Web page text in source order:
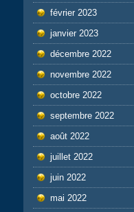
février 2023
janvier 2023
décembre 2022
novembre 2022
octobre 2022
septembre 2022
août 2022
juillet 2022
juin 2022
mai 2022